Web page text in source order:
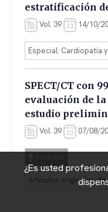
estratificación
Vol. 39 14/10/
Especial: Cardiopatía
SPECT/CT con
evaluación de
estudio
Vol. 39 07/08/
Artículos originales
¿Es usted